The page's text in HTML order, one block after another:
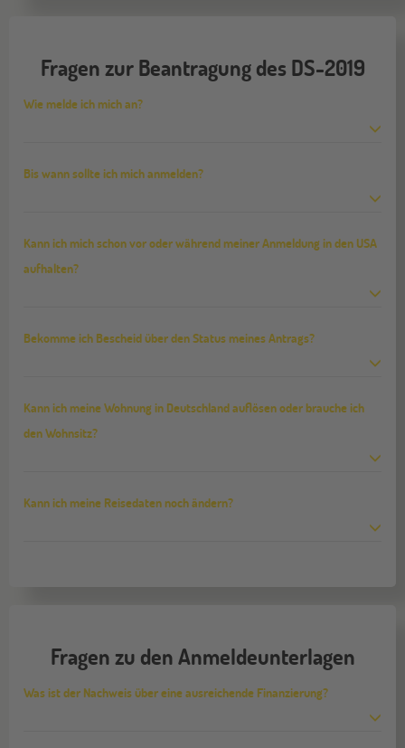
Fragen zur Beantragung des DS-2019
Wie melde ich mich an?
Bis wann sollte ich mich anmelden?
Kann ich mich schon vor oder während meiner Anmeldung in den USA
aufhalten?
Bekomme ich Bescheid über den Status meines Antrags?
Kann ich meine Wohnung in Deutschland auflösen oder brauche ich
den Wohnsitz?
Kann ich meine Reisedaten noch ändern?
Fragen zu den Anmeldeunterlagen
Was ist der Nachweis über eine ausreichende Finanzierung?